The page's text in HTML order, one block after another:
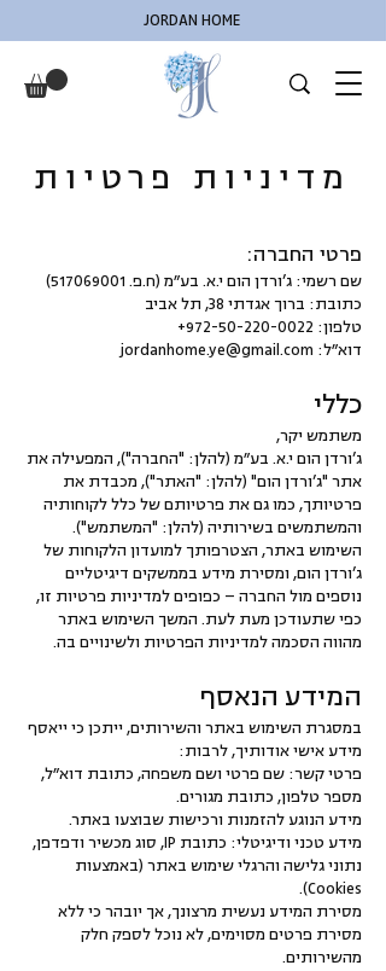
JORDAN HOME
מדיניות פרטיות
​​פרטי החברה:
שם רשמי: ג’ורדן הום י.א. בע״מ (ח.פ. 517069001)
כתובת: ברוך אגדתי 38, תל אביב
טלפון: ‎ +972-50-220-0022
דוא״ל: jordanhome.ye@gmail.com
כללי
משתמש יקר,
ג’ורדן הום י.א. בע״מ (להלן: "החברה"), המפעילה את
אתר "ג’ורדן הום" (להלן: "האתר"), מכבדת את
פרטיותך, כמו גם את פרטיותם של כלל לקוחותיה
והמשתמשים בשירותיה (להלן: "המשתמש").
השימוש באתר, הצטרפותך למועדון הלקוחות של
ג’ורדן הום, ומסירת מידע בממשקים דיגיטליים
נוספים מול החברה – כפופים למדיניות פרטיות זו,
כפי שתעודכן מעת לעת. המשך השימוש באתר
מהווה הסכמה למדיניות הפרטיות ולשינויים בה.
המידע הנאסף
במסגרת השימוש באתר והשירותים, ייתכן כי ייאסף
מידע אישי אודותיך, לרבות:
פרטי קשר: שם פרטי ושם משפחה, כתובת דוא״ל,
מספר טלפון, כתובת מגורים.
מידע הנוגע להזמנות ורכישות שבוצעו באתר.
מידע טכני ודיגיטלי: כתובת IP, סוג מכשיר ודפדפן,
נתוני גלישה והרגלי שימוש באתר (באמצעות
Cookies).
מסירת המידע נעשית מרצונך, אך יובהר כי ללא
מסירת פרטים מסוימים, לא נוכל לספק חלק
מהשירותים.